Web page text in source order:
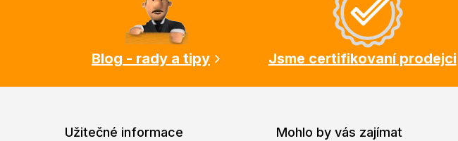
Blog - rady a tipy
Jsme certifikovaní prodejci
Užitečné informace Mohlo by vás zajímat